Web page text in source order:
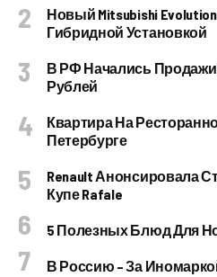
Новый Mitsubishi
Гибридной Установкой
В РФ Начались Продажи
Рублей
Квартира На
Петербурге
Renault Анонсировала
Купе Rafale
5 Полезных Блюд Для
В Россию – За